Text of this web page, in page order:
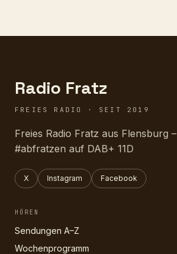
Radio Fratz
FREIES RADIO · SEIT 2019
Freies Radio Fratz aus Flensburg –
#abfratzen auf DAB+ 11D
X Instagram Facebook
HÖREN
Sendungen A–Z
Wochenprogramm